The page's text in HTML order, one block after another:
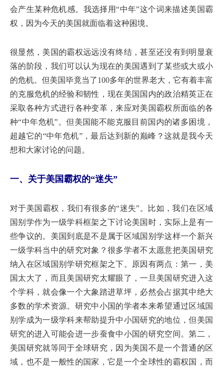
会产生某种危机感。我选择用“中年”这个词来描述美国霸
权，因为今天的美国就面临着这种困境。
很显然，美国的霸权远远没有终结，甚至还没有到明显衰
落的阶段，我们可以认为现在的美国遇到了某些或大或小
的危机。但美国毕竟当了100多年的世界老大，它有着丰富
的克服危机的经验和韧性，现在美国国内的政治精英正在
采取各种方式进行各种变革，来应对美国霸权所面临的各
种“中年危机”。但美国能不能克服目前国内的诸多困境，
超越它的“中年危机”，最后达到新的巅峰？这就是我今天
想和大家讨论的问题。
一、关于美国霸权的“迷失”
对于美国霸权，我们有很多的“迷失”。比如，我们在区域
国别学作为一级学科框架之下讨论美国时，实际上是有一
些争议的。美国到底是不是属于区域国别学这样一个新兴
一级学科当中的研究对象？很多学者不太愿意把美国研究
纳入在区域国别学研究框架之下。原因有两点：第一，美
国太大了，而且美国研究太耀眼了，一旦美国研究进入这
个学科，就会像一个大象踏进草坪，必然会占据其中绝大
多数的学术资源。研究中小国的学者本来希望通过区域国
别学成为一级学科来帮助提升中小国研究的地位，但美国
研究的进入可能会进一步蚕食中小国的研究空间。第二，
美国研究就等同于全球研究，因为美国不是一个普通的区
域，也不是一般性的国家，它是一个全球性的霸权国，而